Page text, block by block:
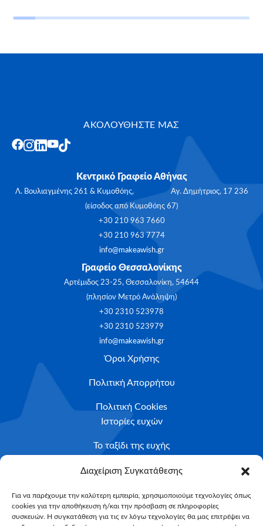
Διαχείριση Συγκατάθεσης
Για να παρέχουμε την καλύτερη εμπειρία, χρησιμοποιούμε τεχνολογίες όπως
cookies για την αποθήκευση ή/και την πρόσβαση σε πληροφορίες
συσκευών. Η συγκατάθεση για τις εν λόγω τεχνολογίες θα μας επιτρέψει να
ΑΚΟΛΟΥΘΗΣΤΕ ΜΑΣ
Κεντρικό Γραφείο Αθήνας
Λ. Βουλιαγμένης 261 & Κυμοθόης, Αγ. Δημήτριος, 17 236
(είσοδος από Κυμοθόης 67)
+30 210 963 7660
+30 210 963 7774
info@makeawish.gr
Γραφείο Θεσσαλονίκης
Αρτέμιδος 23-25, Θεσσαλονίκη, 54644
(πλησίον Μετρό Ανάληψη)
+30 2310 523978
+30 2310 523979
info@makeawish.gr
Όροι Χρήσης
Πολιτική Απορρήτου
Πολιτική Cookies
Ιστορίες ευχών
Το ταξίδι της ευχής
Κριτήρια Καταλληλότητας
Υποβολή Αιτήματος
NEWSLETTER
Email*